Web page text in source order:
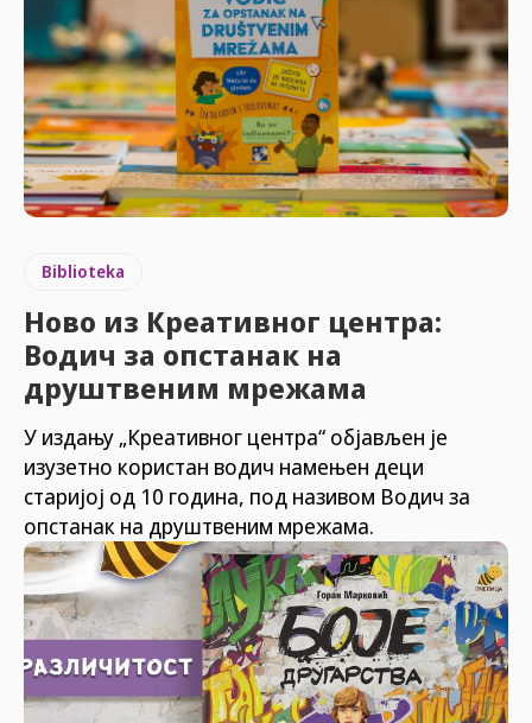
Biblioteka
Ново из Креативног центра:
Водич за опстанак на
друштвеним мрежама
У издању „Креативног центра“ објављен је
изузетно користан водич намењен деци
старијој од 10 година, под називом Водич за
опстанак на друштвеним мрежама.